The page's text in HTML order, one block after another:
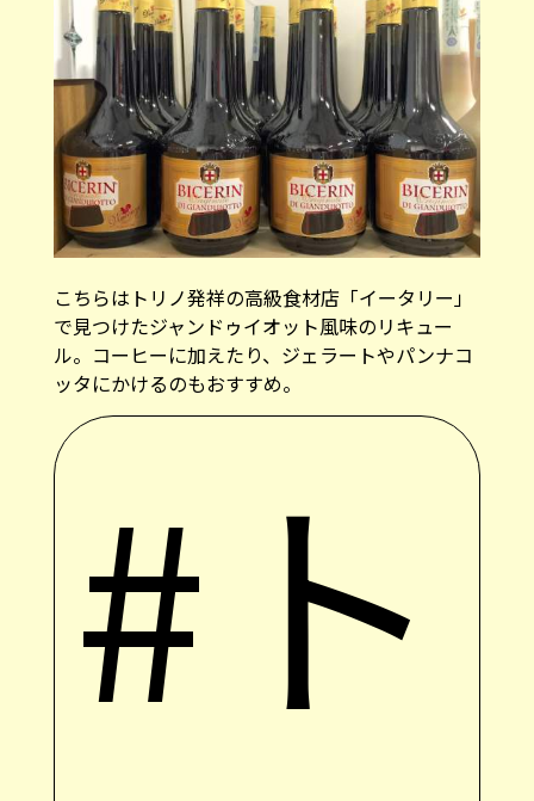
こちらはトリノ発祥の高級食材店「イータリー」
で見つけたジャンドゥイオット風味のリキュー
ル。コーヒーに加えたり、ジェラートやパンナコ
ッタにかけるのもおすすめ。
#ト